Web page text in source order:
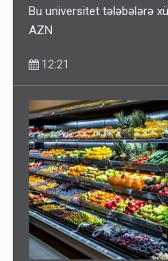
Bu universitet tələbələrə
AZN
12:21